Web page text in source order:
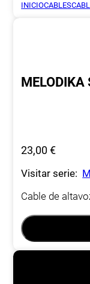
INICIOCABLES
MELODIKA
23,00€
Visitar serie:
Cable de